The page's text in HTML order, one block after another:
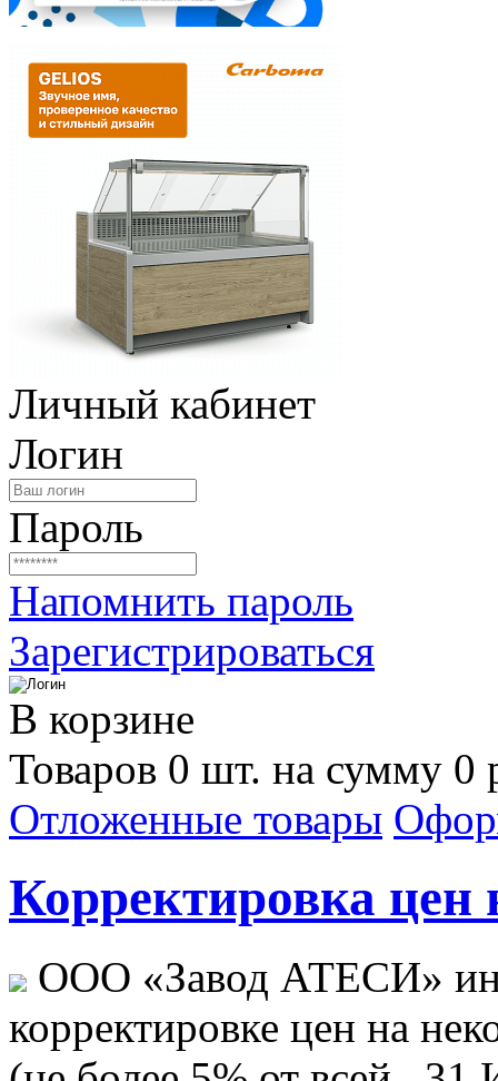
Личный кабинет
Логин
Пароль
Напомнить пароль
Зарегистрироваться
В корзине
Товаров 0 шт. на сумму 0
Отложенные товары
Корректировка цен
ООО «Завод АТЕСИ»
корректировке цен на